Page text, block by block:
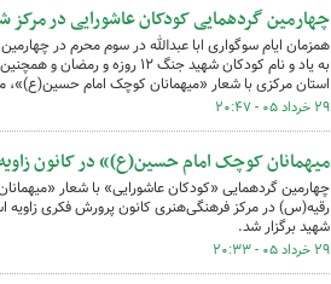
چهارمین گردهمایی کودکان عاشورایی در مرکز
همزمان ایام سوگواری ابا عبدالله در سوم محرم در
به یاد و نام کودکان شهید
استان مرکزی با شعار «میهمانان کوچک امام حسین(ع)»،
۲۹ خرداد ۰۵ - ۲۰:۴۷
میهمانان کوچک امام حسین(ع)» در کانون
چهارمین گردهمایی «کودکان عاشورایی» با شعار
شهید برگزار شد.
۲۹ خرداد ۰۵ - ۲۰:۳۳